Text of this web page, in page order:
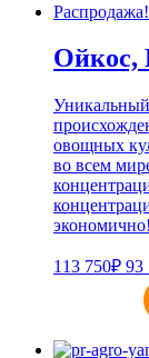
Распродажа!
Ойкос,
овощных
во всем
113 750₽ 93